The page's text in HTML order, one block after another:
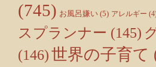
(745) お風呂嫌い (5) アレルギー
スプランナー (145)
(146)世界の子育て